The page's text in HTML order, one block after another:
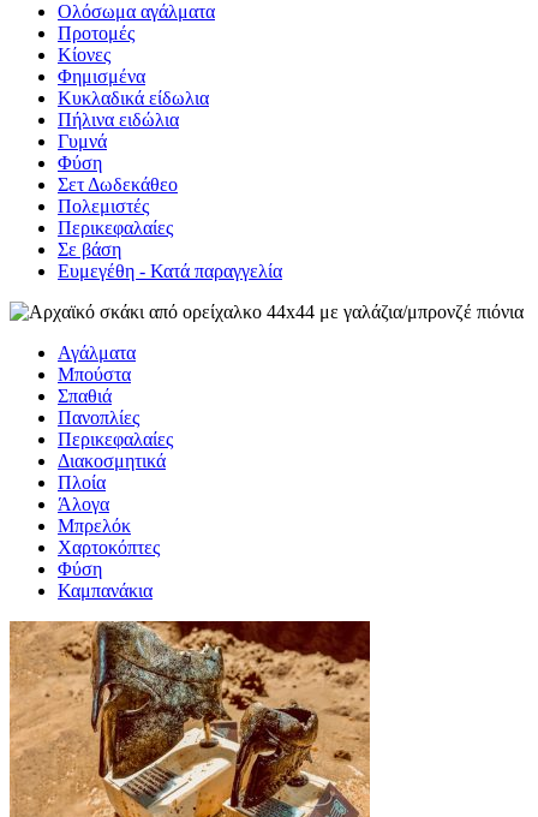
Ολόσωμα αγάλματα
Προτομές
Κίονες
Φημισμένα
Κυκλαδικά είδωλια
Πήλινα ειδώλια
Γυμνά
Φύση
Σετ Δωδεκάθεο
Πολεμιστές
Περικεφαλαίες
Σε βάση
Eυμεγέθη - Κατά παραγγελία
Αγάλματα
Μπούστα
Σπαθιά
Πανοπλίες
Περικεφαλαίες
Διακοσμητικά
Πλοία
Άλογα
Μπρελόκ
Χαρτοκόπτες
Φύση
Καμπανάκια